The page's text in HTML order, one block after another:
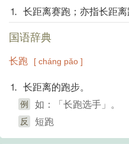
⒈ 长距离赛跑；亦指长距离
国语辞典
长跑 [ cháng pǎo ]
⒈ 长距离的跑步。
例 如：「长跑选手」。
反 短跑